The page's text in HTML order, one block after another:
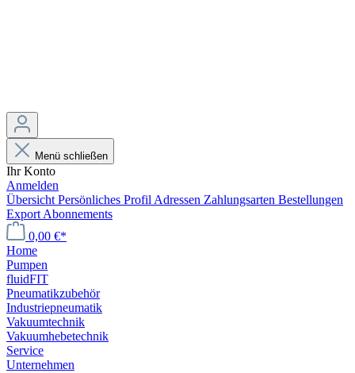
Menü schließen
Ihr Konto
Anmelden
Übersicht Persönliches Profil Adressen Zahlungsarten Bestellungen
Export Abonnements
0,00 €*
Home
Pumpen
fluidFIT
Pneumatikzubehör
Industriepneumatik
Vakuumtechnik
Vakuumhebetechnik
Service
Unternehmen